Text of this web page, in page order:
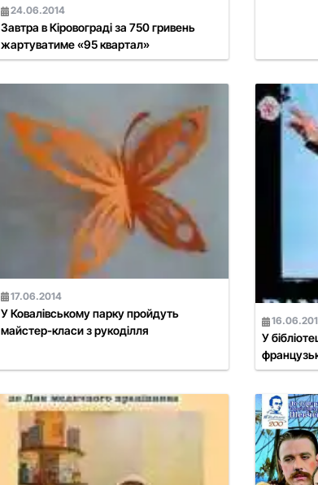
24.06.2014
Завтра в Кіровограді за 750 гривень
жартуватиме «95 квартал»
17.06.2014
У Ковалівському парку пройдуть
майстер-класи з рукоділля
У